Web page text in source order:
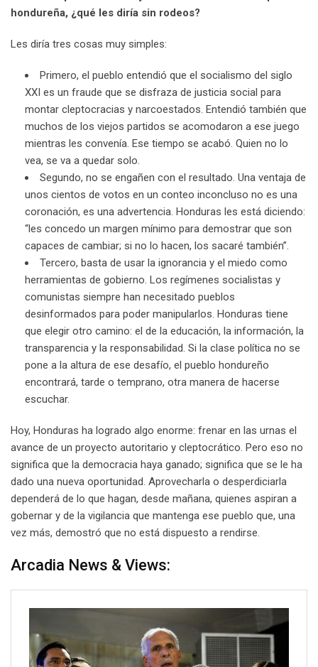
hondureña, ¿qué les diría sin rodeos?
Les diría tres cosas muy simples:
Primero, el pueblo entendió que el socialismo del siglo
XXI es un fraude que se disfraza de justicia social para
montar cleptocracias y narcoestados. Entendió también que
muchos de los viejos partidos se acomodaron a ese juego
mientras les convenía. Ese tiempo se acabó. Quien no lo
vea, se va a quedar solo.
Segundo, no se engañen con el resultado. Una ventaja de
unos cientos de votos en un conteo inconcluso no es una
coronación, es una advertencia. Honduras les está diciendo:
“les concedo un margen mínimo para demostrar que son
capaces de cambiar; si no lo hacen, los sacaré también”.
Tercero, basta de usar la ignorancia y el miedo como
herramientas de gobierno. Los regímenes socialistas y
comunistas siempre han necesitado pueblos
desinformados para poder manipularlos. Honduras tiene
que elegir otro camino: el de la educación, la información, la
transparencia y la responsabilidad. Si la clase política no se
pone a la altura de ese desafío, el pueblo hondureño
encontrará, tarde o temprano, otra manera de hacerse
escuchar.
Hoy, Honduras ha logrado algo enorme: frenar en las urnas el
avance de un proyecto autoritario y cleptocrático. Pero eso no
significa que la democracia haya ganado; significa que se le ha
dado una nueva oportunidad. Aprovecharla o desperdiciarla
dependerá de lo que hagan, desde mañana, quienes aspiran a
gobernar y de la vigilancia que mantenga ese pueblo que, una
vez más, demostró que no está dispuesto a rendirse.
Arcadia News & Views: